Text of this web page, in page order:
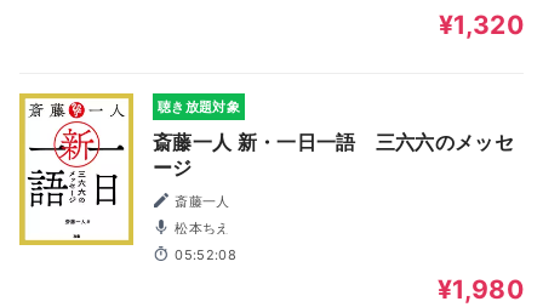
¥1,320
聴き放題対象
斎藤一人 新・一日一語 三六六のメッセ
ージ
斎藤一人
松本ちえ
05:52:08
¥1,980